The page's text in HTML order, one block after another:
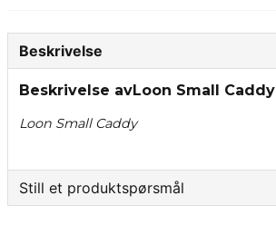
Beskrivelse
Beskrivelse avLoon Small Caddy
Loon Small Caddy
Still et produktspørsmål